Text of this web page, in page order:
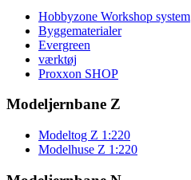
Hobbyzone Workshop system
Byggematerialer
Evergreen
værktøj
Proxxon SHOP
Modeljernbane Z
Modeltog Z 1:220
Modelhuse Z 1:220